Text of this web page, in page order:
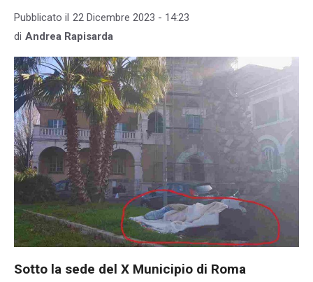
Pubblicato il 22 Dicembre 2023 - 14:23
di Andrea Rapisarda
Sotto la sede del X Municipio di Roma